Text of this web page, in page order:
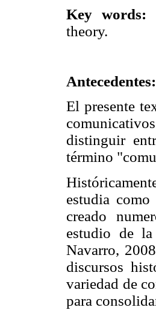
Key words:
theory.
El presente
distinguir
término
estudia
creado
estudio de
Navarro,
discursos
variedad de
para